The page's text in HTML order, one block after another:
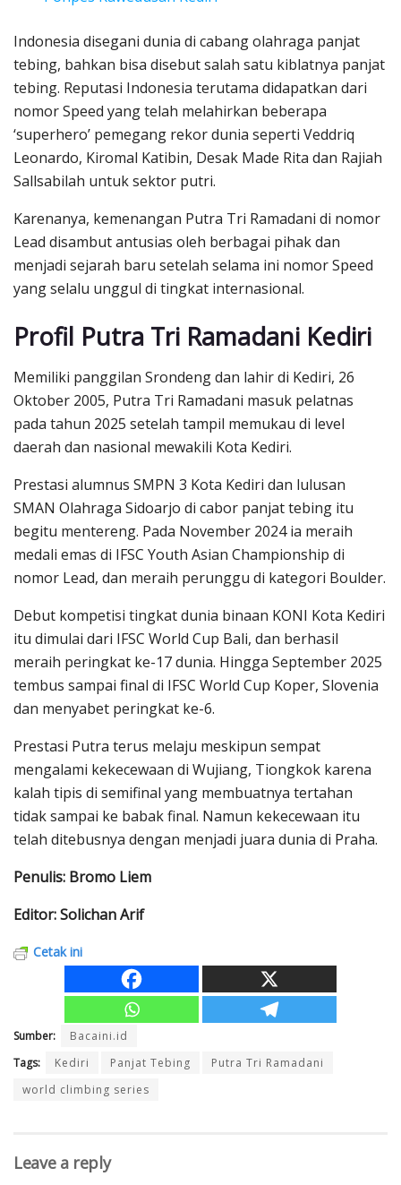
Indonesia disegani dunia di cabang olahraga panjat
tebing, bahkan bisa disebut salah satu kiblatnya panjat
tebing. Reputasi Indonesia terutama didapatkan dari
nomor Speed yang telah melahirkan beberapa
‘superhero’ pemegang rekor dunia seperti Veddriq
Leonardo, Kiromal Katibin, Desak Made Rita dan Rajiah
Sallsabilah untuk sektor putri.
Karenanya, kemenangan Putra Tri Ramadani di nomor
Lead disambut antusias oleh berbagai pihak dan
menjadi sejarah baru setelah selama ini nomor Speed
yang selalu unggul di tingkat internasional.
Profil Putra Tri Ramadani Kediri
Memiliki panggilan Srondeng dan lahir di Kediri, 26
Oktober 2005, Putra Tri Ramadani masuk pelatnas
pada tahun 2025 setelah tampil memukau di level
daerah dan nasional mewakili Kota Kediri.
Prestasi alumnus SMPN 3 Kota Kediri dan lulusan
SMAN Olahraga Sidoarjo di cabor panjat tebing itu
begitu mentereng. Pada November 2024 ia meraih
medali emas di IFSC Youth Asian Championship di
nomor Lead, dan meraih perunggu di kategori Boulder.
Debut kompetisi tingkat dunia binaan KONI Kota Kediri
itu dimulai dari IFSC World Cup Bali, dan berhasil
meraih peringkat ke-17 dunia. Hingga September 2025
tembus sampai final di IFSC World Cup Koper, Slovenia
dan menyabet peringkat ke-6.
Prestasi Putra terus melaju meskipun sempat
mengalami kekecewaan di Wujiang, Tiongkok karena
kalah tipis di semifinal yang membuatnya tertahan
tidak sampai ke babak final. Namun kekecewaan itu
telah ditebusnya dengan menjadi juara dunia di Praha.
Penulis: Bromo Liem
Editor: Solichan Arif
Cetak ini
Sumber:
Bacaini.id
Tags:
Kediri Panjat Tebing
Putra Tri Ramadani
world climbing series
Leave a reply